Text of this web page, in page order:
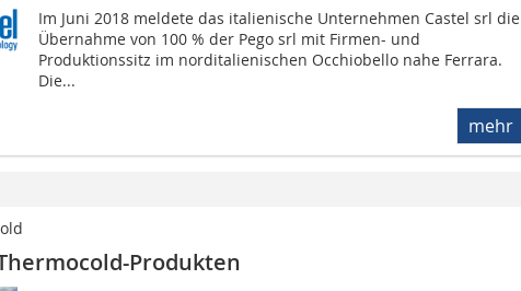
Im Juni 2018 meldete das italienische Unternehmen Castel srl die
Übernahme von 100 % der Pego srl mit Firmen- und
Produktionssitz im norditalienischen Occhiobello nahe Ferrara.
Die...
mehr
Produkten